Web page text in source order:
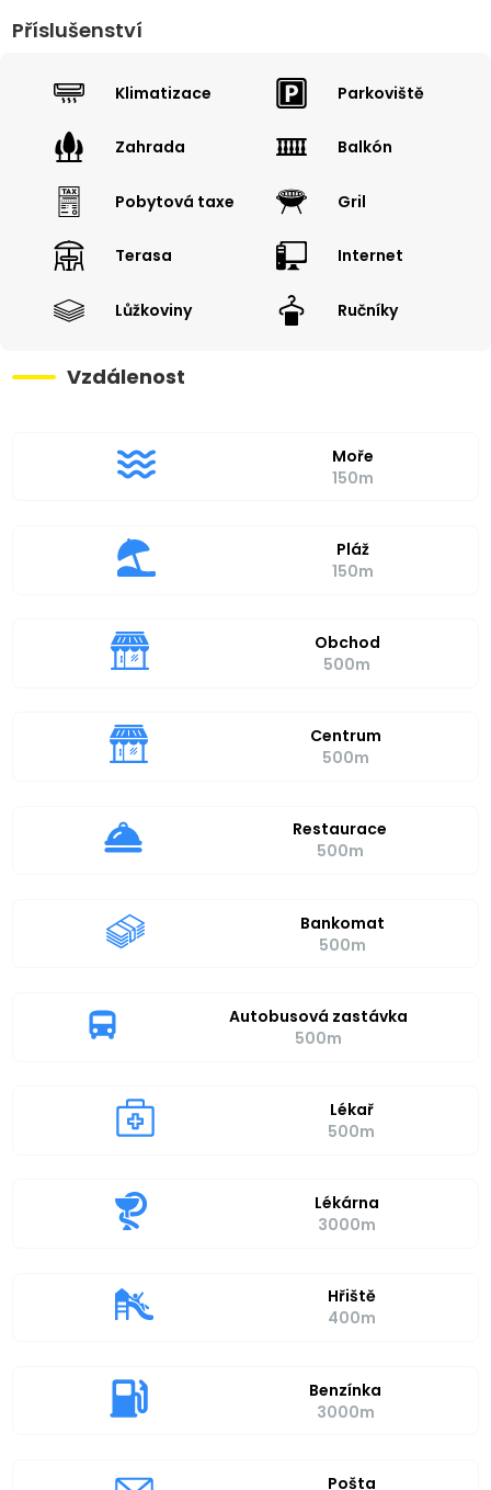
Příslušenství
Klimatizace Parkoviště
Zahrada Balkón
Pobytová taxe Gril
Terasa Internet
Lůžkoviny Ručníky
Vzdálenost
Moře
150m
Pláž
150m
Obchod
500m
Centrum
500m
Restaurace
500m
Bankomat
500m
Autobusová zastávka
500m
Lékař
500m
Lékárna
3000m
Hřiště
400m
Benzínka
3000m
Pošta